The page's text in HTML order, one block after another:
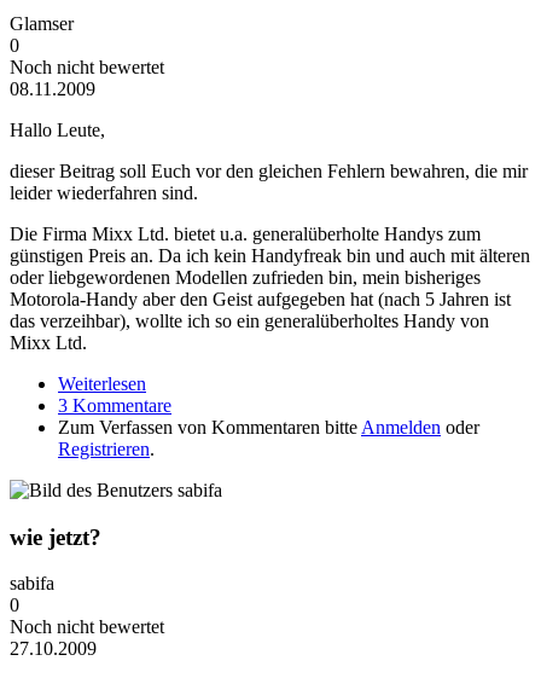
Glamser
0
Noch nicht bewertet
08.11.2009
Hallo Leute,
dieser Beitrag soll Euch vor den gleichen Fehlern bewahren, die mir
leider wiederfahren sind.
Die Firma Mixx Ltd. bietet u.a. generalüberholte Handys zum
günstigen Preis an. Da ich kein Handyfreak bin und auch mit älteren
oder liebgewordenen Modellen zufrieden bin, mein bisheriges
Motorola-Handy aber den Geist aufgegeben hat (nach 5 Jahren ist
das verzeihbar), wollte ich so ein generalüberholtes Handy von
Mixx Ltd.
Weiterlesen
3 Kommentare
Zum Verfassen von Kommentaren bitte Anmelden oder
Registrieren.
wie jetzt?
sabifa
0
Noch nicht bewertet
27.10.2009